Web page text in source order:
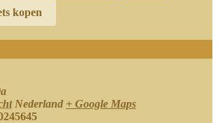
kopen
Nederland + Google Maps